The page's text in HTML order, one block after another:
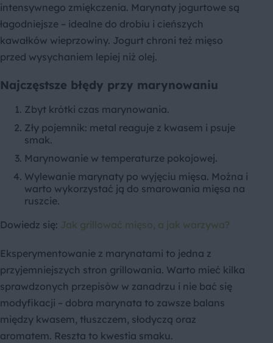
intensywnego zmiękczenia. Marynaty jogurtowe są
łagodniejsze – idealne do drobiu i cieńszych
kawałków wieprzowiny. Jogurt chroni też mięso
przed wysychaniem lepiej niż olej.
Najczęstsze błędy przy marynowaniu
Zbyt krótki czas marynowania.
Zły pojemnik: metal reaguje z kwasem i psuje
smak.
Marynowanie w temperaturze pokojowej.
Wylewanie marynaty po wyjęciu mięsa. Można i
warto wykorzystać ją do smarowania mięsa na
ruszcie.
Dowiedz się: Jak grillować mięso, a jak warzywa?
Eksperymentowanie z marynatami to jedna z
przyjemniejszych stron grillowania. Warto mieć kilka
sprawdzonych przepisów w zanadrzu i nie bać się
modyfikacji – dobra marynata to zawsze balans
między kwasem, tłuszczem, słodyczą oraz
aromatem. Reszta to kwestia smaku.